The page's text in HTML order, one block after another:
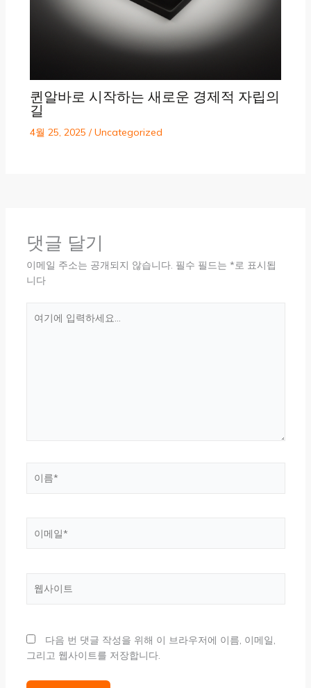
퀸알바로 시작하는 새로운 경제적 자립의
길
4월 25, 2025 /Uncategorized
댓글 달기
이메일 주소는 공개되지 않습니다. 필수 필드는 *로 표시됩
니다
다음 번 댓글 작성을 위해 이 브라우저에 이름, 이메일,
그리고 웹사이트를 저장합니다.